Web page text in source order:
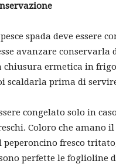
spada deve essere
avanzare conservarla
chiusura ermetica in
scaldarla prima di
congelato solo in
Coloro che amano il
fresco
perfette le foglioline